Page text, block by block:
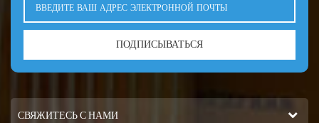
ПОДПИСЫВАТЬСЯ
СВЯЖИТЕСЬ С НАМИ